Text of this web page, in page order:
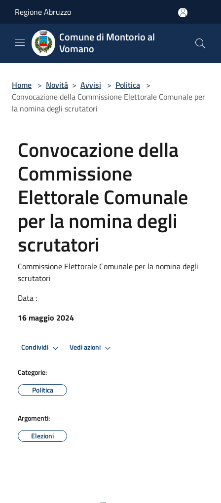
Regione Abruzzo
Comune di Montorio al
Vomano
Home > Novità > Avvisi > Politica >
Convocazione della Commissione Elettorale Comunale per
la nomina degli scrutatori
Convocazione della
Commissione
Elettorale Comunale
per la nomina degli
scrutatori
Commissione Elettorale Comunale per la nomina degli
scrutatori
Data :
16 maggio 2024
Condividi Vedi azioni
Categorie:
Politica
Argomenti:
Elezioni